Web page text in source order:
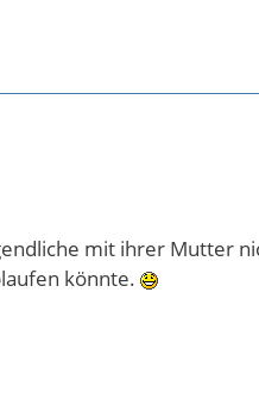
mit ihrer Mutter
könnte.